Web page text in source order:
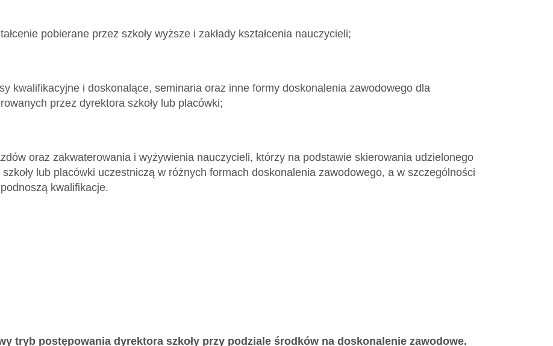
pobierane przez szkoły wyższe i zakłady kształcenia nauczycieli;
kwalifikacyjne i doskonalące, seminaria oraz inne formy doskonalenia zawodowego dla
przez dyrektora szkoły lub placówki;
oraz zakwaterowania i wyżywienia nauczycieli, którzy na podstawie skierowania udzielonego
lub placówki uczestniczą w różnych formach doskonalenia zawodowego, a w szczególności
kwalifikacje.
tryb postępowania dyrektora szkoły przy podziale środków na doskonalenie zawodowe.